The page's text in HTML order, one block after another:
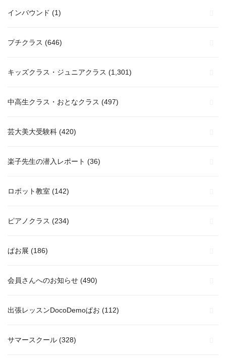
インバウンド (1)
プチクラス (646)
キッズクラス・ジュニアクラス (1,301)
中高生クラス・おとなクラス (497)
芸大美大受験科 (420)
楽子先生の潜入レポート (36)
ロボット教室 (142)
ピアノクラス (234)
ぱお展 (186)
会員さんへのお知らせ (490)
出張レッスンDocoDemoぱお (112)
サマースクール (328)